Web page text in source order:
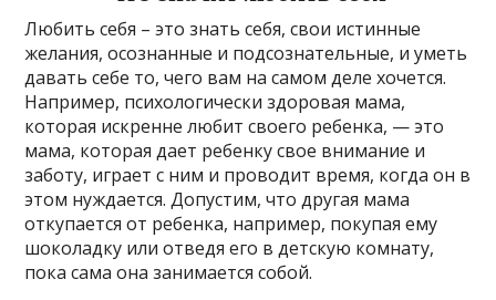
Любить себя – это знать себя, свои истинные
желания, осознанные и подсознательные, и уметь
давать себе то, чего вам на самом деле хочется.
Например, психологически здоровая мама,
которая искренне любит своего ребенка, — это
мама, которая дает ребенку свое внимание и
заботу, играет с ним и проводит время, когда он в
этом нуждается. Допустим, что другая мама
откупается от ребенка, например, покупая ему
шоколадку или отведя его в детскую комнату,
пока сама она занимается собой.